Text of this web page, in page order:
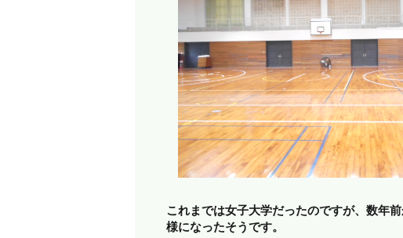
これまでは女子大学だったのですが、数年
様になったそうです。